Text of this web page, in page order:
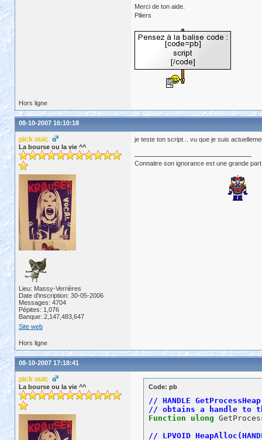
IF li_rc = 0
ls_key =
NOT VerQueryValue(
ELSE
ls_versioninfo =
os_version =
Merci de ton aide.
Piliers
Hors ligne
08-10-2007 16:10:18
pick ouic
La bourse ou la vie ^^
Lieu: Massy-Verrières
Date d'inscription: 30-05-2006
Messages: 4704
Pépites: 1,076
Banque: 2,147,483,647
Site web
je teste ton script... vu que je suis
Connaitre son ignorance est une grande
Hors ligne
08-10-2007 17:18:41
pick ouic
La bourse ou la vie ^^ Code: pb
Function
ulong